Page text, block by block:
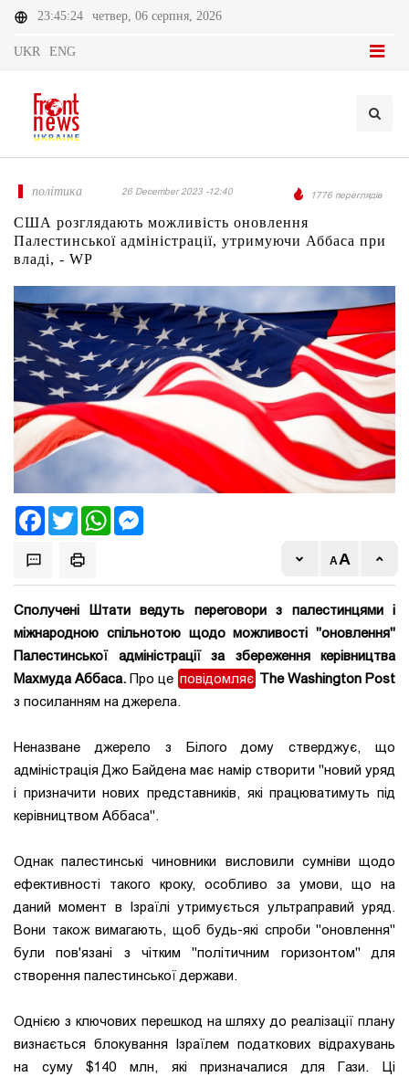
23:45:24 четвер, 06 серпня, 2026
UKR ENG
політика 26 December 2023 -12:40 1776 переглядів
США розглядають можливість оновлення
Палестинської адміністрації, утримуючи Аббаса при
владі, - WP
FacebookTwitter WhatsApp
Сполучені Штати ведуть переговори з палестинцями і
міжнародною спільнотою щодо можливості "оновлення"
Палестинської адміністрації за збереження керівництва
Махмуда Аббаса.Про це повідомляє The Washington Post
з посиланням на джерела.
Неназване джерело з Білого дому стверджує, що
адміністрація Джо Байдена має намір створити "новий уряд
і призначити нових представників, які працюватимуть під
керівництвом Аббаса".
Однак палестинські чиновники висловили сумніви щодо
ефективності такого кроку, особливо за умови, що на
даний момент в Ізраїлі утримується ультраправий уряд.
Вони також вимагають, щоб будь-які спроби "оновлення"
були пов'язані з чітким "політичним горизонтом" для
створення палестинської держави.
Однією з ключових перешкод на шляху до реалізації плану
визнається блокування Ізраїлем податкових відрахувань
на суму $140 млн, які призначалися для Гази. Ці